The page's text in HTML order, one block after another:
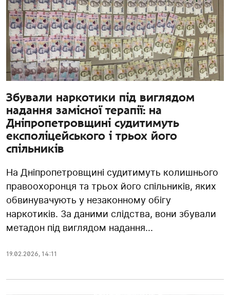
Збували наркотики під виглядом
надання замісної терапії: на
Дніпропетровщині судитимуть
експоліцейського і трьох його
спільників
На Дніпропетровщині судитимуть колишнього
правоохоронця та трьох його спільників, яких
обвинувачують у незаконному обігу
наркотиків. За даними слідства, вони збували
метадон під виглядом надання...
19.02.2026, 14:11